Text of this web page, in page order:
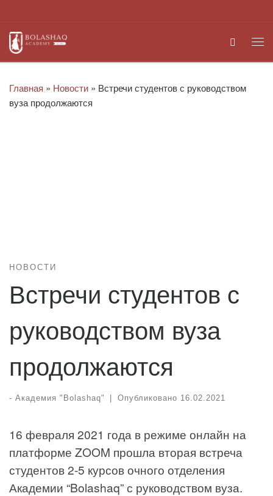
Search
Главная » Новости » Встречи студентов с руководством
вуза продолжаются
НОВОСТИ
Встречи студентов с
руководством вуза
продолжаются
- Академия "Bolashaq" | Опубликовано 16.02.2021
16 февраля 2021 года в режиме онлайн на
платформе ZOOM прошла вторая встреча
студентов 2-5 курсов очного отделения
Академии “Bolashaq” с руководством вуза.